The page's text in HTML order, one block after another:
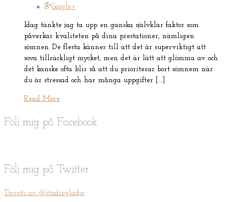
Google+
Idag tänkte jag ta upp en ganska självklar faktor som
påverkar kvaliteten på dina prestationer, nämligen
sömnen. De flesta känner till att det är superviktigt att
sova tillräckligt mycket, men det är lätt att glömma av och
det kanske ofta blir så att du prioriterar bort sömnem när
du är stressad och har många uppgifter […]
Read More
Följ mig på Facebook
Följ mig på Twitter
Tweets av @studiegladje